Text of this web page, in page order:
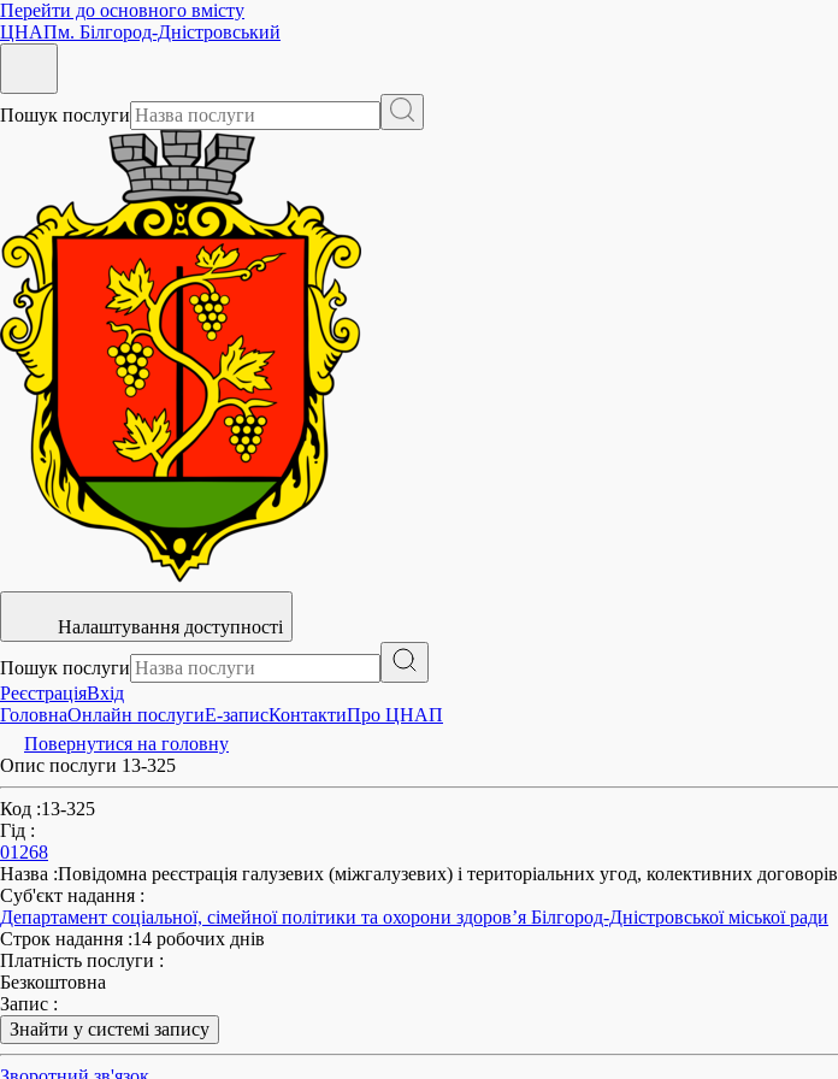
Перейти до основного вмісту
ЦНАПм. Білгород-Дністровський
Пошук послуги
Налаштування доступності
Пошук послуги
РеєстраціяВхід
ГоловнаОнлайн послугиE-записКонтактиПро ЦНАП
Повернутися на головну
Опис послуги 13-325
Код :13-325
Гід :
01268
Назва :Повідомна реєстрація галузевих (міжгалузевих) і територіальних угод, колективних договорів
Суб'єкт надання :
Департамент соціальної, сімейної політики та охорони здоров’я Білгород-Дністровської міської ради
Строк надання :14 робочих днів
Платність послуги :
Безкоштовна
Запис :
Знайти у системі запису